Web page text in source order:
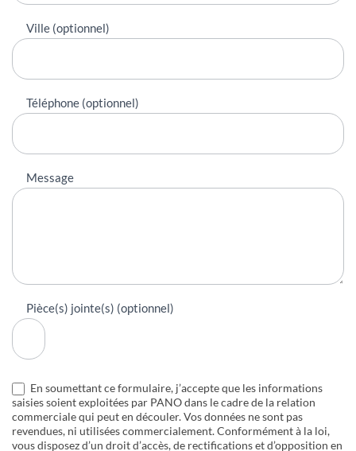
Ville (optionnel)
Téléphone (optionnel)
Message
Pièce(s) jointe(s) (optionnel)
En soumettant ce formulaire, j’accepte que les informations
saisies soient exploitées par PANO dans le cadre de la relation
commerciale qui peut en découler. Vos données ne sont pas
revendues, ni utilisées commercialement. Conformément à la loi,
vous disposez d’un droit d’accès, de rectifications et d’opposition en